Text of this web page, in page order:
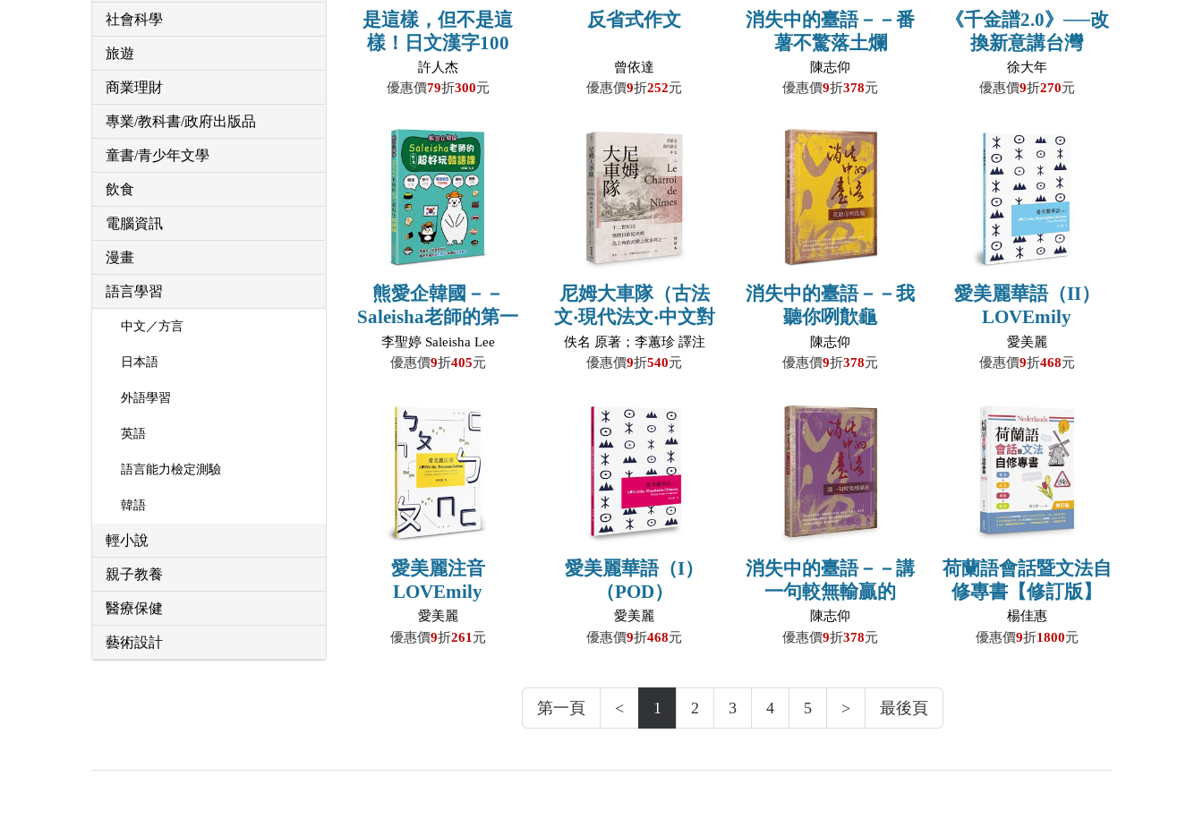
社會科學
旅遊
商業理財
專業/教科書/政府出版品
童書/青少年文學
飲食
電腦資訊
漫畫
語言學習
中文／方言
日本語
外語學習
英語
語言能力檢定測驗
韓語
輕小說
親子教養
醫療保健
藝術設計
是這樣，但不是這
樣！日文漢字100
——飲食生活篇
許人杰
優惠價79折300元
反省式作文
曾依達
優惠價9折252元
消失中的臺語－－番
薯不驚落土爛
陳志仰
優惠價9折378元
《千金譜2.0》──改
換新意講台灣
徐大年
優惠價9折270元
熊愛企韓國－－
Saleisha老師的第一
堂超好玩韓語課（第
三版）
李聖婷 Saleisha Lee
優惠價9折405元
尼姆大車隊（古法
文‧現代法文‧中文對
照本）
佚名 原著；李蕙珍 譯注
優惠價9折540元
消失中的臺語－－我
聽你咧歕龜
陳志仰
優惠價9折378元
愛美麗華語（II）
LOVEmily
Mandarin Chinese
(Easy Reading)
愛美麗
優惠價9折468元
愛美麗注音
LOVEmily
Pronunciation（POD）
愛美麗
優惠價9折261 元
愛美麗華語（I）
（POD）
愛美麗
優惠價9折468元
消失中的臺語－－講
一句較無輸贏的
陳志仰
優惠價9折378元
荷蘭語會話暨文法自
修專書【修訂版】
楊佳惠
優惠價9折1800元
第一頁 < 1 2 3 4 5 > 最後頁